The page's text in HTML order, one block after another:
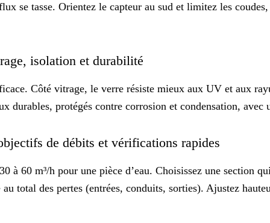
se tasse. Orientez le capteur au sud et limitez les
isolation et durabilité
Côté vitrage, le verre résiste mieux aux UV et aux
durables, protégés contre corrosion et condensation, avec
de débits et vérifications rapides
à 60 m³/h pour une pièce d’eau. Choisissez une section
total des pertes (entrées, conduits, sorties). Ajustez